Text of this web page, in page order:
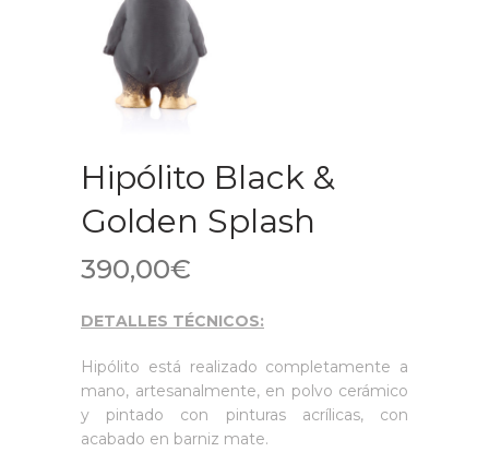
Hipólito Black &
Golden Splash
390,00€
DETALLES TÉCNICOS:
Hipólito está realizado completamente a
mano, artesanalmente, en polvo cerámico
y pintado con pinturas acrílicas, con
acabado en barniz mate.